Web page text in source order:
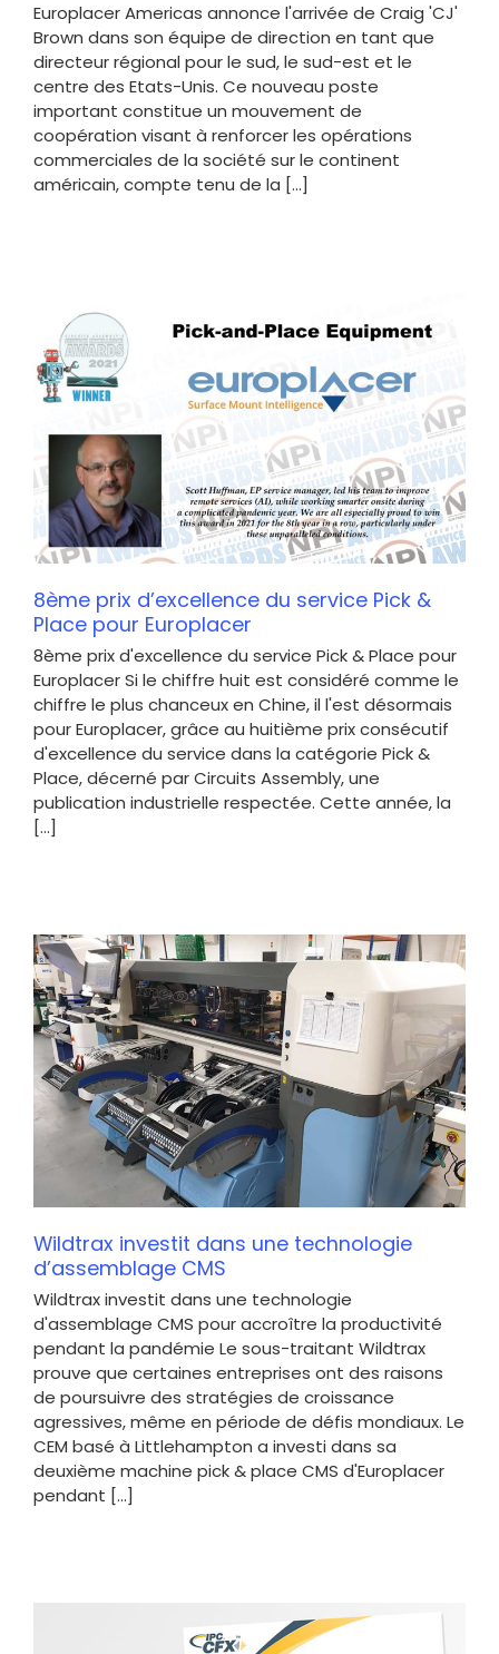
Europlacer Americas annonce l'arrivée de Craig 'CJ'
Brown dans son équipe de direction en tant que
directeur régional pour le sud, le sud-est et le
centre des Etats-Unis. Ce nouveau poste
important constitue un mouvement de
coopération visant à renforcer les opérations
commerciales de la société sur le continent
américain, compte tenu de la [...]
8ème prix d’excellence du service Pick &
Place pour Europlacer
8ème prix d'excellence du service Pick & Place pour
Europlacer Si le chiffre huit est considéré comme le
chiffre le plus chanceux en Chine, il l'est désormais
pour Europlacer, grâce au huitième prix consécutif
d'excellence du service dans la catégorie Pick &
Place, décerné par Circuits Assembly, une
publication industrielle respectée. Cette année, la
[...]
Wildtrax investit dans une technologie
d’assemblage CMS
Wildtrax investit dans une technologie
d'assemblage CMS pour accroître la productivité
pendant la pandémie Le sous-traitant Wildtrax
prouve que certaines entreprises ont des raisons
de poursuivre des stratégies de croissance
agressives, même en période de défis mondiaux. Le
CEM basé à Littlehampton a investi dans sa
deuxième machine pick & place CMS d'Europlacer
pendant [...]